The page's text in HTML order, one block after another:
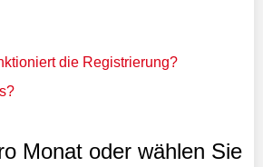
die Registrierung?
Monat oder wählen Sie